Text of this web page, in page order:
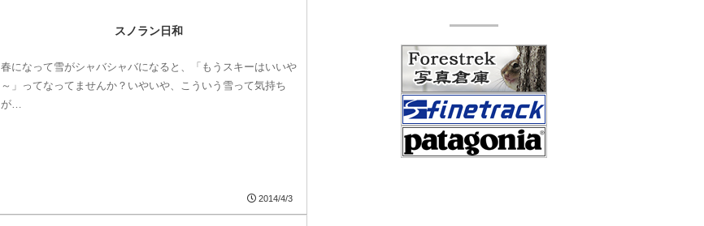
スノラン日和
春になって雪がシャバシャバになると、「もうスキーはいいや
～」ってなってませんか？いやいや、こういう雪って気持ち
が…
2014/4/3